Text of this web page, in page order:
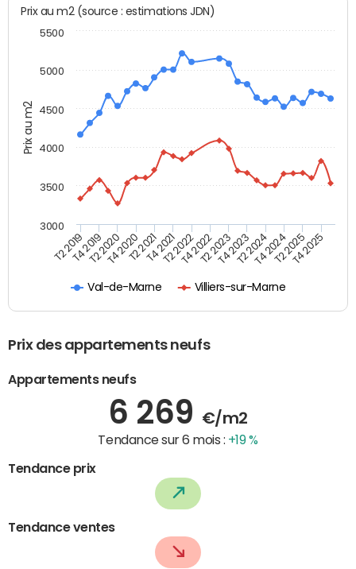
Prix au m2
Prix au m2 (source : estimations JDN)
Val-de-Marne Villiers-sur-Marne
T2 2019T4 2019T2 2020T4 2020T2 2021T4 2021T2 2022T4 2022T2 2023T4 2023T2 2024T4 2024T2 2025T4 2025
3000
3500
4000
4500
5000
5500
Prix des appartements neufs
Appartements neufs
6 269 €/m2
Tendance sur 6 mois : +19 %
Tendance prix
Tendance ventes